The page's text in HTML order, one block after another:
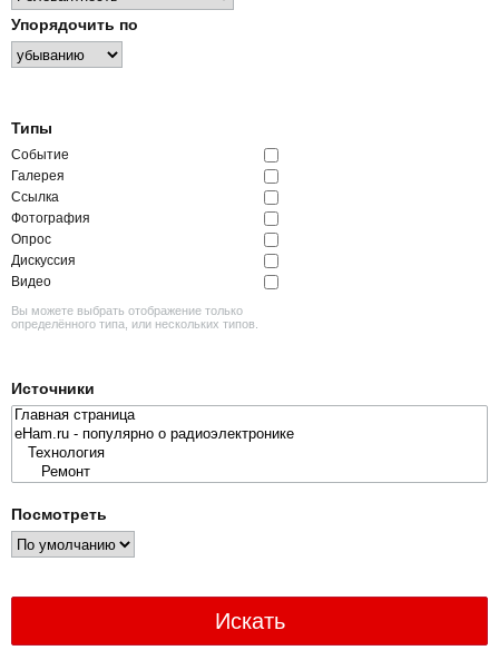
Упорядочить по
Типы
Событие
Галерея
Ссылка
Фотография
Опрос
Дискуссия
Видео
Вы можете выбрать отображение только
определённого типа, или нескольких типов.
Источники
Посмотреть
Искать